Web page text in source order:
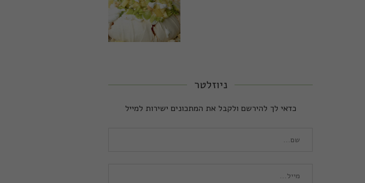
ניוזלטר
כדאי לך להירשם ולקבל את המתכונים ישירות למייל